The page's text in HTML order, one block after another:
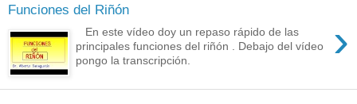
Funciones del Riñón
›
En este vídeo doy un repaso rápido de las
principales funciones del riñón . Debajo del vídeo
pongo la transcripción.